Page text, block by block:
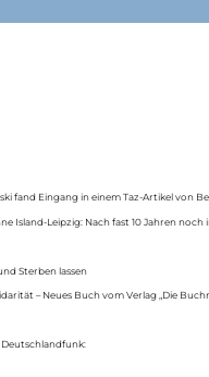
fand Eingang in einem Taz-Artikel von
Island-Leipzig: Nach fast 10 Jahren noch
Sterben lassen
– Neues Buch vom Verlag „Die
Deutschlandfunk: